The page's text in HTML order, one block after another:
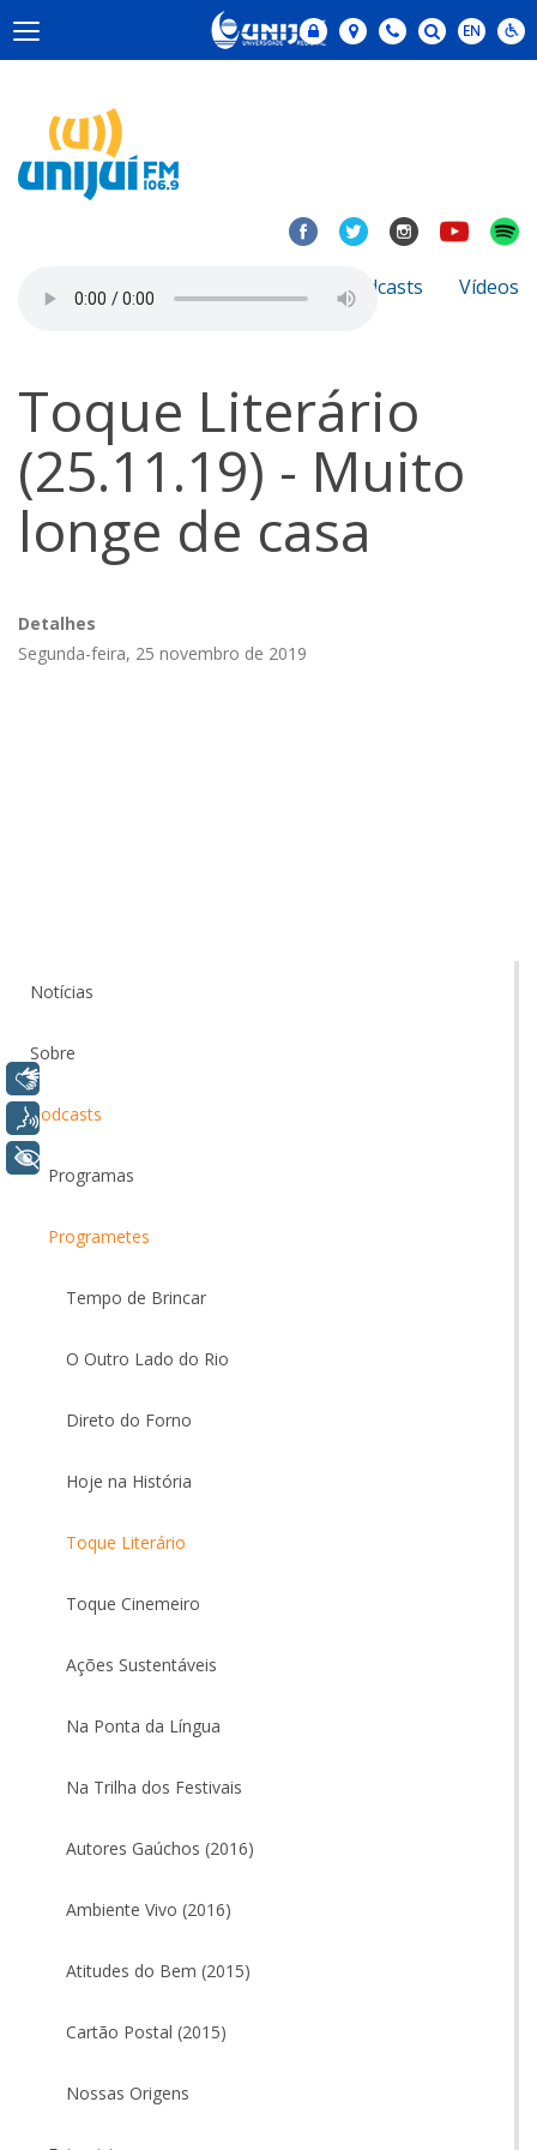
Notícias Podcasts Vídeos
Toque Literário
(25.11.19) - Muito
longe de casa
Detalhes
Segunda-feira, 25 novembro de 2019
Notícias
Sobre
Podcasts
Programas
Programetes
Tempo de Brincar
O Outro Lado do Rio
Direto do Forno
Hoje na História
Toque Literário
Toque Cinemeiro
Ações Sustentáveis
Na Ponta da Língua
Na Trilha dos Festivais
Autores Gaúchos (2016)
Ambiente Vivo (2016)
Atitudes do Bem (2015)
Cartão Postal (2015)
Nossas Origens
Voz